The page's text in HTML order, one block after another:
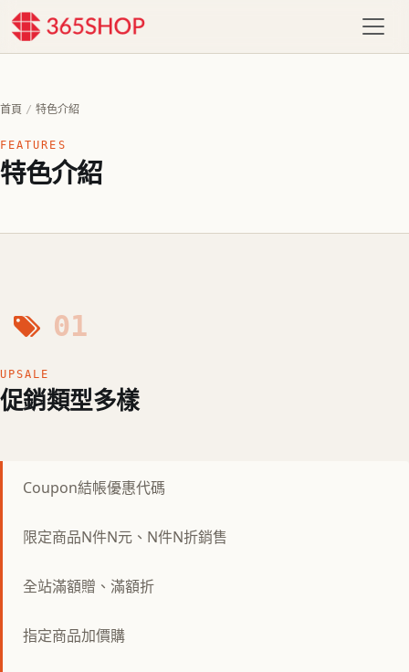
首頁 / 特色介紹
FEATURES
特色介紹
01
UPSALE
促銷類型多樣
Coupon結帳優惠代碼
限定商品N件N元、N件N折銷售
全站滿額贈、滿額折
指定商品加價購